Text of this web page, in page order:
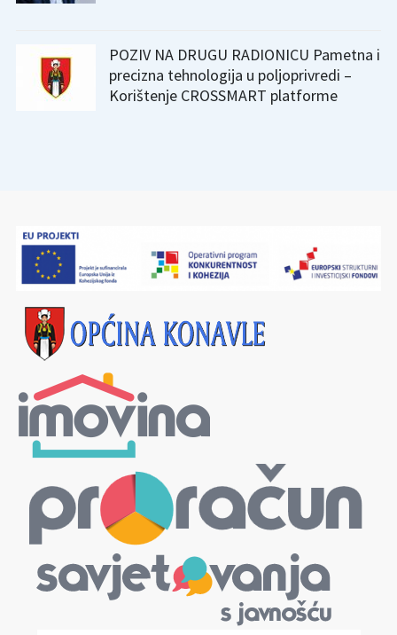
POZIV NA DRUGU RADIONICU Pametna i
precizna tehnologija u poljoprivredi –
Korištenje CROSSMART platforme